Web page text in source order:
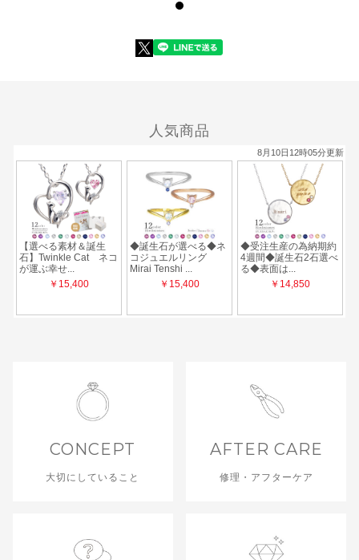
人気商品
CONCEPT
大切にしていること
AFTER CARE
修理・アフターケア